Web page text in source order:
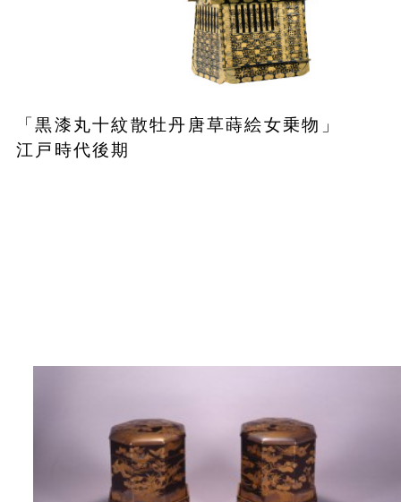
「黒漆丸十紋散牡丹唐草蒔絵女乗物」
江戸時代後期